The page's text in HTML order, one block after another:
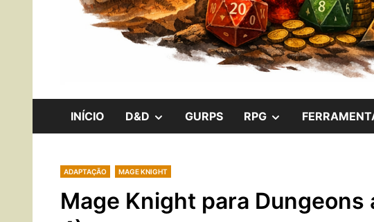
Os Cavaleiros das
INÍCIO
D&D SHOWGURPS RPG SHOW
ADAPTAÇÃO MAGE KNIGHT
Mage Knight para